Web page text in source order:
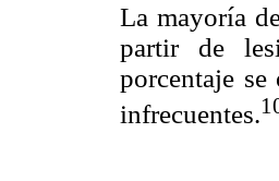
La mayoría
partir de
porcentaje
infrecuentes.